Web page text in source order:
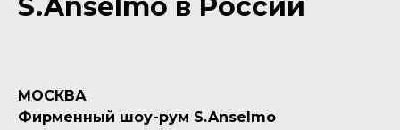
МОСКВА
Фирменный шоу-рум S.Anselmo